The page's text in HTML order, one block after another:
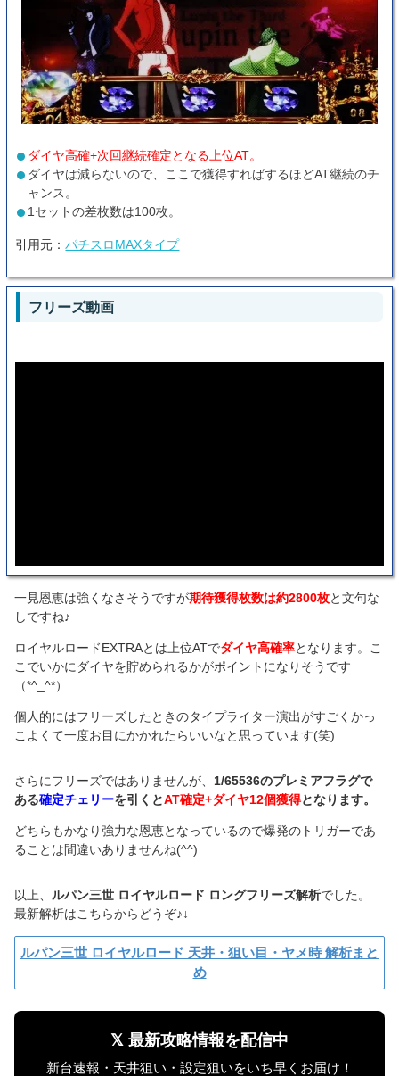
ダイヤ高確+次回継続確定となる上位AT。
ダイヤは減らないので、ここで獲得すればするほどAT継続のチ
ャンス。
1セットの差枚数は100枚。
引用元：パチスロMAXタイプ
フリーズ動画
一見恩恵は強くなさそうですが期待獲得枚数は約2800枚と文句な
しですね♪
ロイヤルロードEXTRAとは上位ATでダイヤ高確率となります。こ
こでいかにダイヤを貯められるかがポイントになりそうです
（*^_^*）
個人的にはフリーズしたときのタイプライター演出がすごくかっ
こよくて一度お目にかかれたらいいなと思っています(笑)
さらにフリーズではありませんが、 1/65536のプレミアフラグで
ある確定チェリーを引くとAT確定+ダイヤ12個獲得となります。
どちらもかなり強力な恩恵となっているので爆発のトリガーであ
ることは間違いありませんね(^^)
以上、 ルパン三世 ロイヤルロード ロングフリーズ解析でした。
最新解析はこちらからどうぞ♪↓
ルパン三世 ロイヤルロード 天井・狙い目・ヤメ時 解析まと
め
𝕏 最新攻略情報を配信中
新台速報・天井狙い・設定狙いをいち早くお届け！